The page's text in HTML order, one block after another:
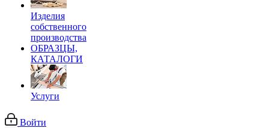
Изделия
собственного
производства
ОБРАЗЦЫ,
КАТАЛОГИ
Услуги
Войти